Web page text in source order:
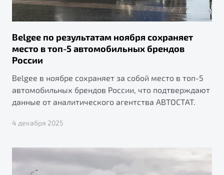
Belgee по результатам ноября сохраняет
место в топ-5 автомобильных брендов
России
Belgee в ноябре сохраняет за собой место в топ-5
автомобильных брендов России, что подтверждают
данные от аналитического агентства АВТОСТАТ.
4 декабря 2025